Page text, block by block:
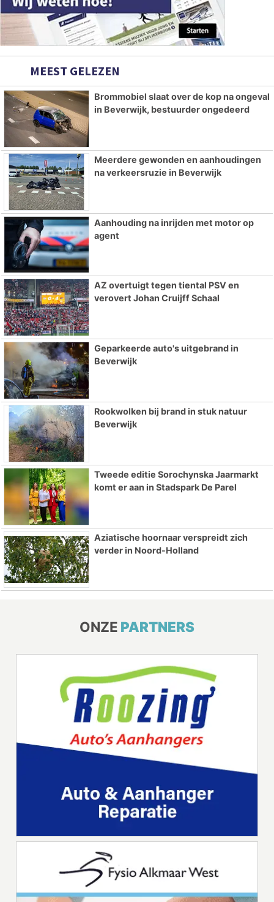
MEEST GELEZEN
Brommobiel slaat over de kop na ongeval
in Beverwijk, bestuurder ongedeerd
Meerdere gewonden en aanhoudingen
na verkeersruzie in Beverwijk
Aanhouding na inrijden met motor op
agent
AZ overtuigt tegen tiental PSV en
verovert Johan Cruijff Schaal
Geparkeerde auto's uitgebrand in
Beverwijk
Rookwolken bij brand in stuk natuur
Beverwijk
Tweede editie Sorochynska Jaarmarkt
komt er aan in Stadspark De Parel
Aziatische hoornaar verspreidt zich
verder in Noord-Holland
ONZE PARTNERS